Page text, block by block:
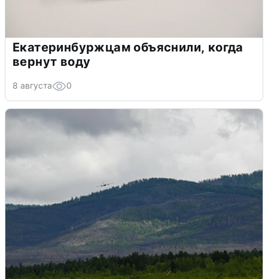
Екатеринбуржцам объяснили, когда
вернут воду
8 августа 0